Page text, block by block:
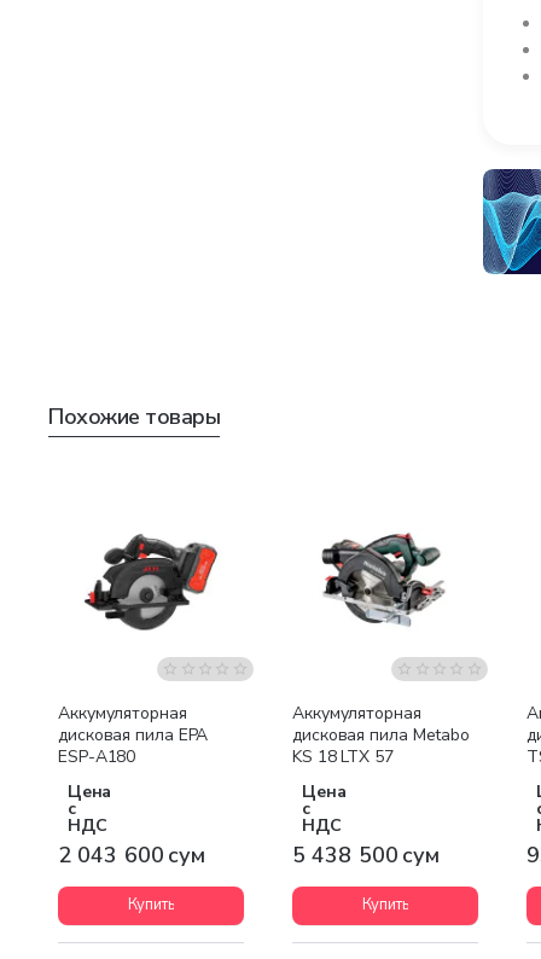
Похожие товары
Аккумуляторная
дисковая пила EPA
ESP-A180
Цена
с
НДС
2 043 600 сум
Купить
Аккумуляторная
дисковая пила Metabo
KS 18 LTX 57
Цена
с
НДС
5 438 500 сум
Купить